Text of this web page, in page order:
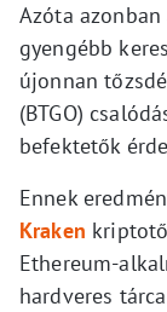
Azóta
gyengébb
újonnan
(BTGO)
befektetők
Ennek
Kraken
Ethereum-
hardveres